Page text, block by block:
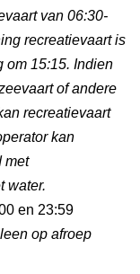
van 06:30-
recreatievaart is
om 15:15. Indien
of andere
recreatievaart
kan
met
water.
en 23:59
op afroep